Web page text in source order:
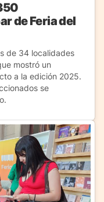
de Feria del
de 34 localidades
mostró un
a la edición 2025.
se